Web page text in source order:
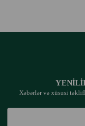
Rahat tutacaq
Asan təmizlənir
Yumaq imkanı
Xəbərlər və xüsusi